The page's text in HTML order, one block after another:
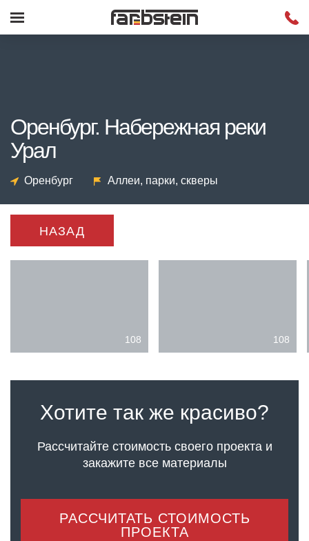
Оренбург. Набережная реки
Урал
Оренбург Аллеи, парки, скверы
НАЗАД
108 108
Хотите так же красиво?
Рассчитайте стоимость своего проектаи
закажите все материалы
РАССЧИТАТЬ СТОИМОСТЬ
ПРОЕКТА